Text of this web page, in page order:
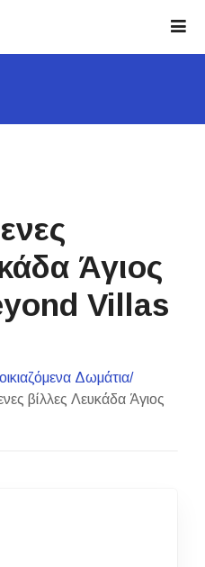
Άγιος
Villas
Δωμάτια/
βίλλες Λευκάδα Άγιος